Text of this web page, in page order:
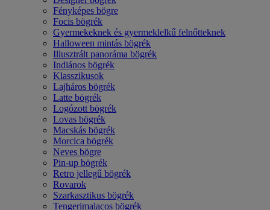
Fényképes bögre
Focis bögrék
Gyermekeknek és gyermeklelkű felnőtteknek
Halloween mintás bögrék
Illusztrált panoráma bögrék
Indiános bögrék
Klasszikusok
Lajháros bögrék
Latte bögrék
Logózott bögrék
Lovas bögrék
Macskás bögrék
Morcica bögrék
Neves bögre
Pin-up bögrék
Retro jellegű bögrék
Rovarok
Szarkasztikus bögrék
Tengerimalacos bögrék